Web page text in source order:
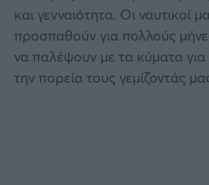
και γενναιότητα. Οι ναυτικοί
προσπαθούν για πολλούς
να παλέψουν με τα κύματα για
την πορεία τους γεμίζοντάς